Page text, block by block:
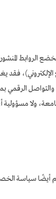
الروابط
فقد
الرقمي
الجامعة، ولا
سياسة